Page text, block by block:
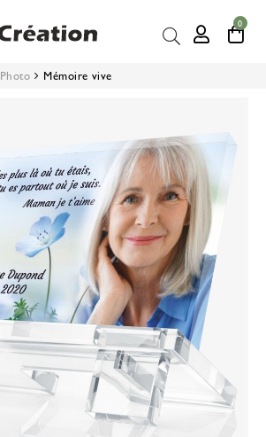
0
Photo Mémoire vive